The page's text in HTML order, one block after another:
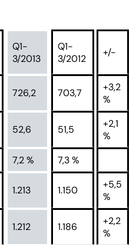
Q1-
3/2013
Q1-
3/2012
+/-
726,2 703,7
+3,2
%
52,6 51,5
+2,1
%
7,2 %
7,3 %
1.213 1.150
+5,5
%
1.212 1.186
+2,2
%